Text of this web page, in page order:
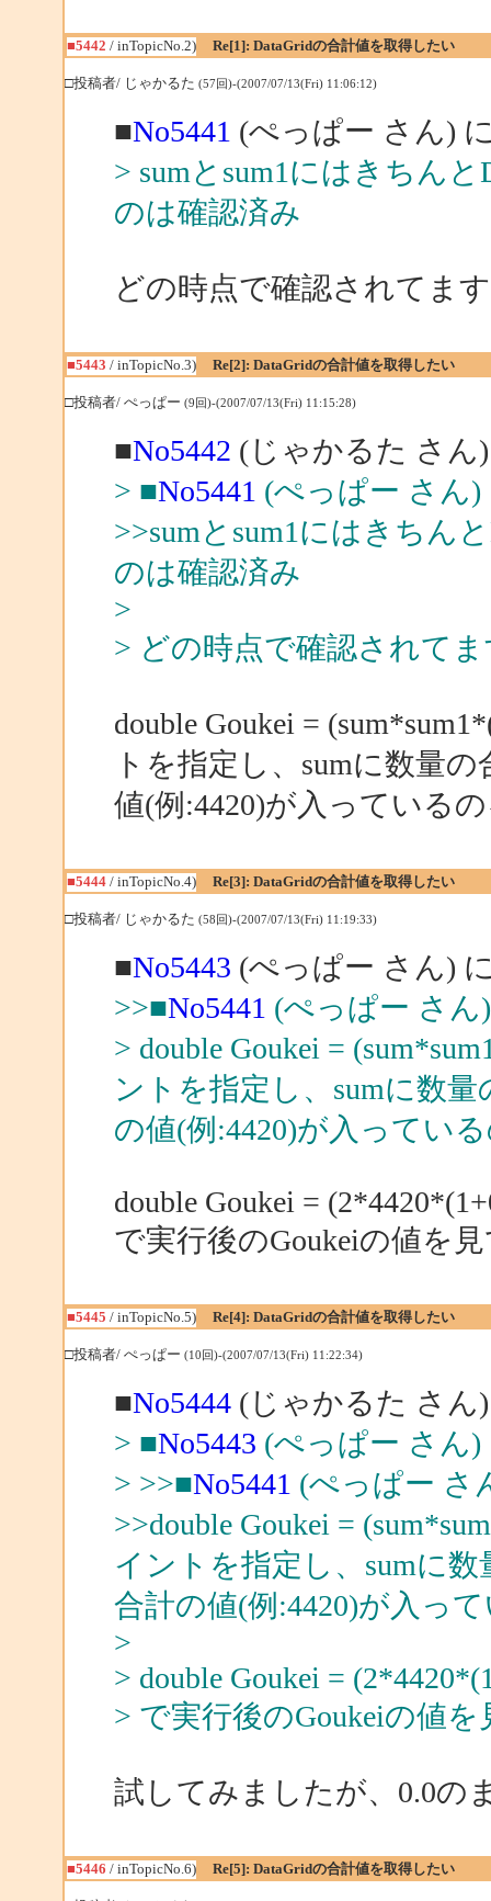
■5442 / inTopicNo.2) Re[1]: DataGridの合計値を取得したい
□投稿者/ じゃかるた (57回)-(2007/07/13(Fri) 11:06:12)
■No5441 (ぺっぱー さん)
> sumとsum1にはきちん
のは確認済み
どの時点で確認されてま
■5443 / inTopicNo.3) Re[2]: DataGridの合計値を取得したい
□投稿者/ ぺっぱー (9回)-(2007/07/13(Fri) 11:15:28)
■No5442 (じゃかるた さん
> ■No5441 (ぺっぱー さん)
>>sumとsum1にはきちん
のは確認済み
>
> どの時点で確認されて
double Goukei =
トを指定し、sumに数量
値(例:4420)が入っている
■5444/ inTopicNo.4) Re[3]: DataGridの合計値を取得したい
□投稿者/ じゃかるた (58回)-(2007/07/13(Fri) 11:19:33)
■No5443 (ぺっぱー さん)
>>■No5441 (ぺっぱー さん
> double Goukei =
ントを指定し、sumに数
の値(例:4420)が入ってい
double Goukei =
で実行後のGoukeiの値を
■5445 / inTopicNo.5) Re[4]: DataGridの合計値を取得したい
□投稿者/ ぺっぱー (10回)-(2007/07/13(Fri) 11:22:34)
■No5444(じゃかるた さん
> ■No5443 (ぺっぱー さん)
> >>■No5441 (ぺっぱー さ
>>double Goukei =
イントを指定し、sumに
合計の値(例:4420)が入っ
>
> double Goukei =
> で実行後のGoukeiの値
試してみましたが、0.0の
■5446 / inTopicNo.6) Re[5]: DataGridの合計値を取得したい